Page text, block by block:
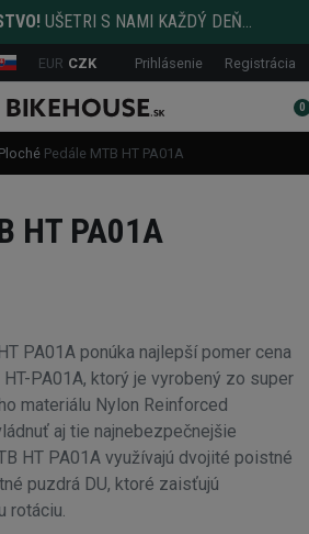
UŠETRI S NAMI KAŽDÝ DEŇ...
EUR CZK Prihlásenie Registrácia
0
Ploché Pedále MTB HT PA01A
HT PA01A
PA01A ponúka najlepší pomer cena
PA01A, ktorý je vyrobený zo super
materiálu Nylon Reinforced
aj tie najnebezpečnejšie
HT PA01A využívajú dvojité poistné
puzdrá DU, ktoré zaisťujú
rotáciu.